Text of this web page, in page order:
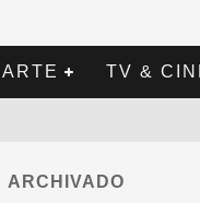
ARTE TV &
ARCHIVADO